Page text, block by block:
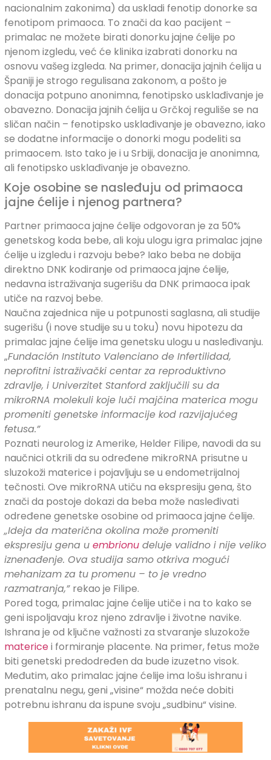
nacionalnim zakonima) da uskladi fenotip donorke sa
fenotipom primaoca. To znači da kao pacijent –
primalac ne možete birati donorku jajne ćelije po
njenom izgledu, već će klinika izabrati donorku na
osnovu vašeg izgleda. Na primer, donacija jajnih ćelija u
Španiji je strogo regulisana zakonom, a pošto je
donacija potpuno anonimna, fenotipsko usklađivanje je
obavezno. Donacija jajnih ćelija u Grčkoj reguliše se na
sličan način – fenotipsko usklađivanje je obavezno, iako
se dodatne informacije o donorki mogu podeliti sa
primaocem. Isto tako je i u Srbiji, donacija je anonimna,
ali fenotipsko usklađivanje je obavezno.
Koje osobine se nasleđuju od primaoca
jajne ćelije i njenog partnera?
Partner primaoca jajne ćelije odgovoran je za 50%
genetskog koda bebe, ali koju ulogu igra primalac jajne
ćelije u izgledu i razvoju bebe? Iako beba ne dobija
direktno DNK kodiranje od primaoca jajne ćelije,
nedavna istraživanja sugerišu da DNK primaoca ipak
utiče na razvoj bebe.
Naučna zajednica nije u potpunosti saglasna, ali studije
sugerišu (i nove studije su u toku) novu hipotezu da
primalac jajne ćelije ima genetsku ulogu u nasleđivanju.
„Fundación Instituto Valenciano de Infertilidad,
neprofitni istraživački centar za reproduktivno
zdravlje, i Univerzitet Stanford zaključili su da
mikroRNA molekuli koje luči majčina materica mogu
promeniti genetske informacije kod razvijajućeg
fetusa.”
Poznati neurolog iz Amerike, Helder Filipe, navodi da su
naučnici otkrili da su određene mikroRNA prisutne u
sluzokoži materice i pojavljuju se u endometrijalnoj
tečnosti. Ove mikroRNA utiču na ekspresiju gena, što
znači da postoje dokazi da beba može nasleđivati
određene genetske osobine od primaoca jajne ćelije.
„Ideja da materična okolina može promeniti
ekspresiju gena u embrionu deluje validno i nije veliko
iznenađenje. Ova studija samo otkriva mogući
mehanizam za tu promenu – to je vredno
razmatranja,” rekao je Filipe.
Pored toga, primalac jajne ćelije utiče i na to kako se
geni ispoljavaju kroz njeno zdravlje i životne navike.
Ishrana je od ključne važnosti za stvaranje sluzokože
matericei formiranje placente. Na primer, fetus može
biti genetski predodređen da bude izuzetno visok.
Međutim, ako primalac jajne ćelije ima lošu ishranu i
prenatalnu negu, geni „visine“ možda neće dobiti
potrebnu ishranu da ispune svoju „sudbinu“ visine.